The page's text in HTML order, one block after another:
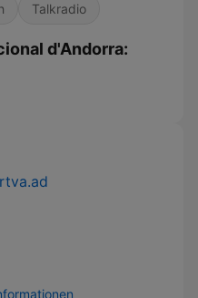
Talkradio
d'Andorra: